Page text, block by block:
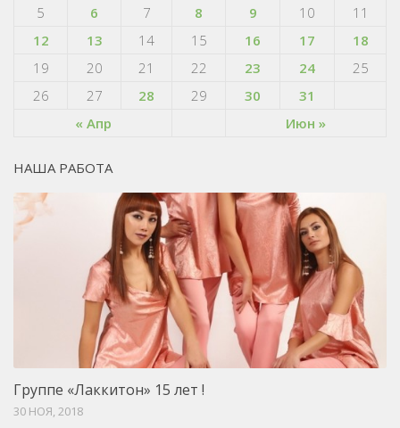
« Апр Июн »
5
6 7 8 9 10
11
12
13 14 15 16 17
18
19
20 21 22 23 24
25
26
27 28 29 30 31
НАША РАБОТА
Группе «Лаккитон» 15 лет !
30 НОЯ, 2018